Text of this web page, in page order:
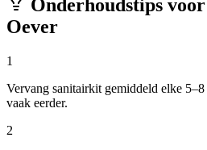
Onderhoudstips
Oever
1
Vervang sanitairkit gemiddeld elke
vaak eerder.
2